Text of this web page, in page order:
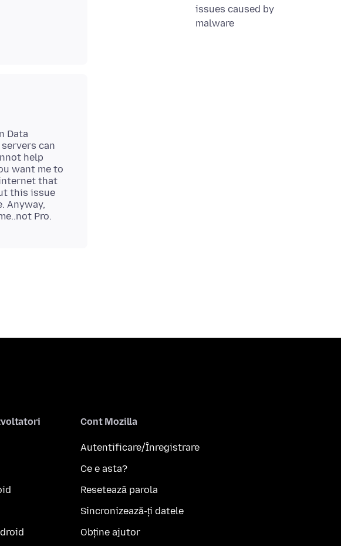
issues caused by
malware
Data
can
help
want me to
that
this issue
Anyway,
Cont Mozilla
Autentificare/Înregistrare
Ce e asta?
Resetează parola
Sincronizează-ți datele
Obține ajutor